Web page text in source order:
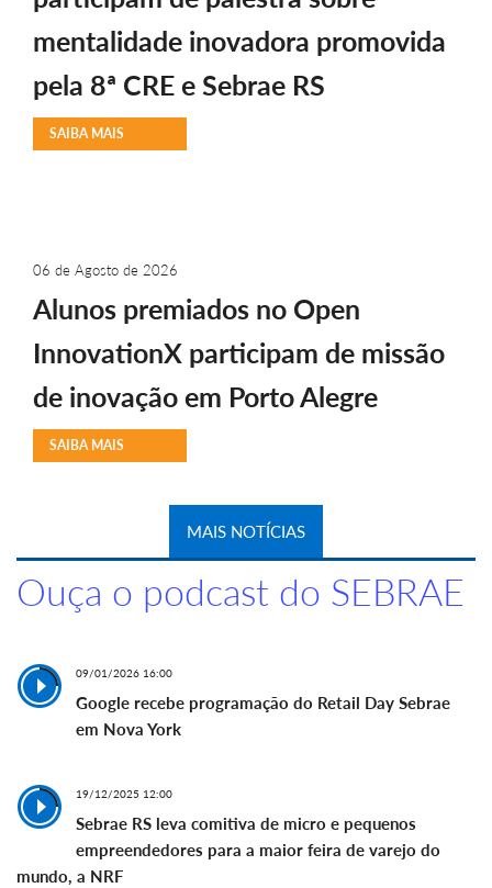
mentalidade inovadora promovida
pela 8ª CRE e Sebrae RS
SAIBA MAIS
06 de Agosto de 2026
Alunos premiados no Open
InnovationX participam de missão
de inovação em Porto Alegre
SAIBA MAIS
MAIS NOTÍCIAS
Ouça o podcast do SEBRAE
09/01/2026 16:00
Google recebe programação do Retail Day Sebrae
em Nova York
19/12/2025 12:00
Sebrae RS leva comitiva de micro e pequenos
empreendedores para a maior feira de varejo do
mundo, a NRF